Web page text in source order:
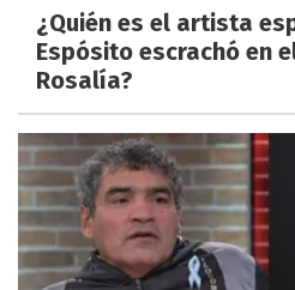
¿Quién es el artista
Espósito escrachó en
Rosalía?